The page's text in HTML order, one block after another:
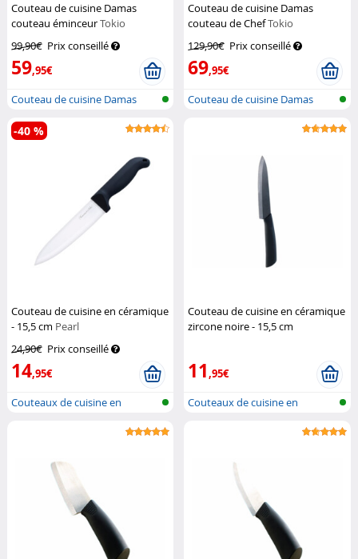
Couteau de cuisine Damas
couteau éminceurTokio
99,90€ Prix conseillé
59,95€
Couteau de cuisine Damas
Santoku
Couteau de cuisine Damas
couteau de ChefTokio
129,90€ Prix conseillé
69,95€
Couteau de cuisine Damas
Couteau de cuisine en céramique
- 15,5 cm Pearl
24,90€ Prix conseillé
14,95€
-40 %
Couteaux de cuisine en
Couteau de cuisine en céramique
zircone noire - 15,5 cm
11,95€
Couteaux de cuisine en